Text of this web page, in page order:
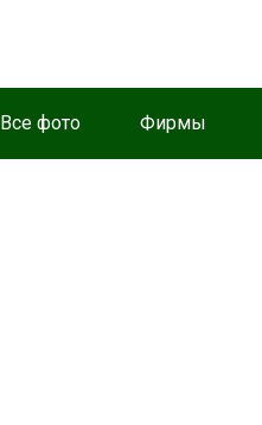
Все фото Фирмы